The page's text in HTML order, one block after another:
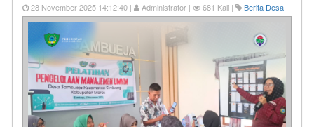
28 November 2025 14:12:40 | Administrator | 681 Kali | Berita Desa